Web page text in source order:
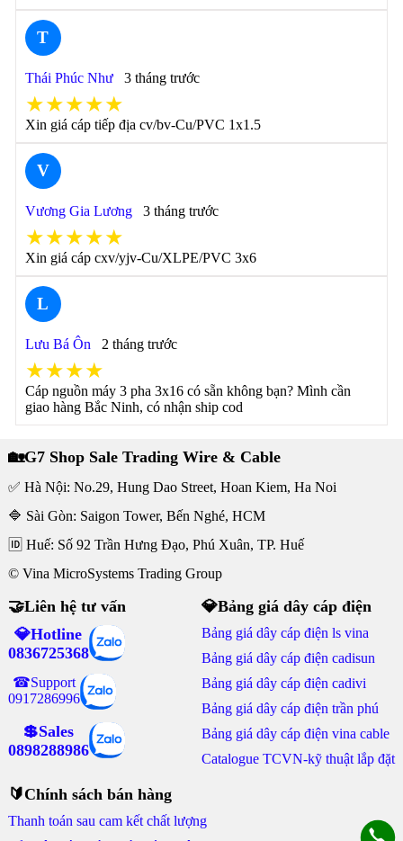
T
Thái Phúc Như 3 tháng trước
★★★★★
Xin giá cáp tiếp địa cv/bv-Cu/PVC 1x1.5
V
Vương Gia Lương 3 tháng trước
★★★★★
Xin giá cáp cxv/yjv-Cu/XLPE/PVC 3x6
L
Lưu Bá Ôn 2 tháng trước
★★★★
Cáp nguồn máy 3 pha 3x16 có sẵn không bạn? Mình cần
giao hàng Bắc Ninh, có nhận ship cod
🏡G7 Shop Sale Trading Wire & Cable
✅ Hà Nội: No.29, Hung Dao Street, Hoan Kiem, Ha Noi
🔷 Sài Gòn: Saigon Tower, Bến Nghé, HCM
🆔 Huế: Số 92 Trần Hưng Đạo, Phú Xuân, TP. Huế
© Vina MicroSystems Trading Group
🤝Liên hệ tư vấn
💎Hotline
0836725368
☎Support
0917286996
💲Sales
0898288986
💎Bảng giá dây cáp điện
Bảng giá dây cáp điện ls vina
Bảng giá dây cáp điện cadisun
Bảng giá dây cáp điện cadivi
Bảng giá dây cáp điện trần phú
Bảng giá dây cáp điện vina cable
Catalogue TCVN-kỹ thuật lắp đặt
🔰Chính sách bán hàng
Thanh toán sau cam kết chất lượng